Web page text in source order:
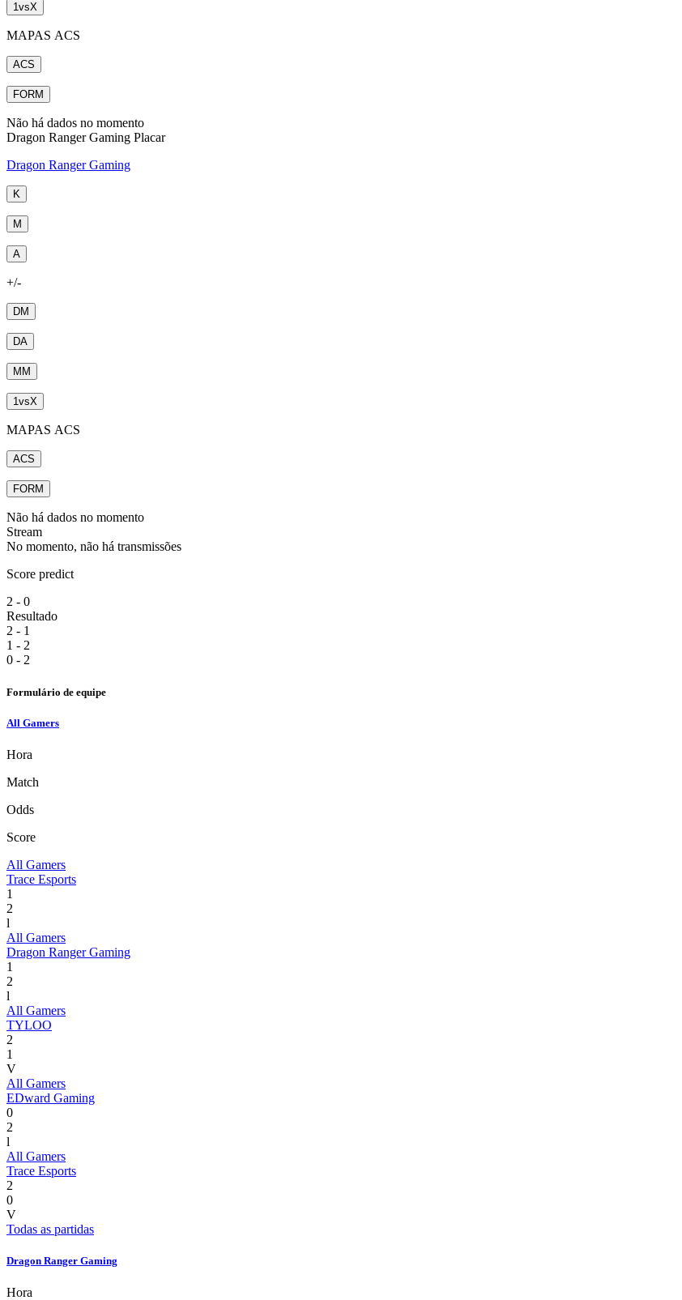
1vsX
MAPAS ACS
ACS
FORM
Não há dados no momento
Dragon Ranger Gaming Placar
Dragon Ranger Gaming
K
M
A
+/-
DM
DA
MM
1vsX
MAPAS ACS
ACS
FORM
Não há dados no momento
Stream
No momento, não há transmissões
Score predict
2 - 0
Resultado
2 - 1
1 - 2
0 - 2
Formulário de equipe
All Gamers
Hora
Match
Odds
Score
All Gamers
Trace Esports
1
2
l
All Gamers
Dragon Ranger Gaming
1
2
l
All Gamers
TYLOO
2
1
V
All Gamers
EDward Gaming
0
2
l
All Gamers
Trace Esports
2
0
V
Todas as partidas
Dragon Ranger Gaming
Hora